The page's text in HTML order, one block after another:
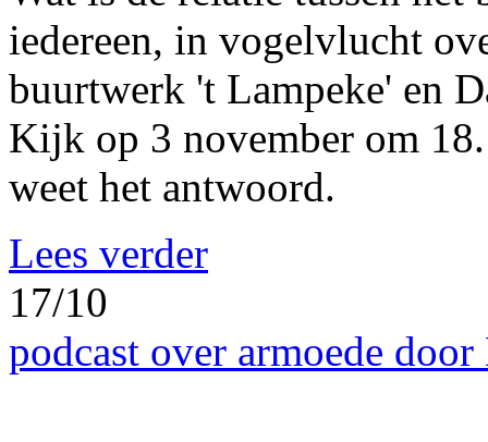
iedereen, in vogelvlucht
buurtwerk 't Lampeke' en
Kijk op 3 november om
weet het antwoord.
Lees verder
17/10
podcast over armoede